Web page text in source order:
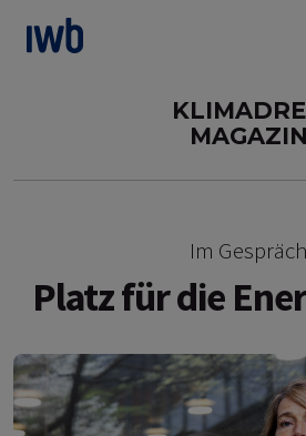
zum Main Content
MAGAZIN
Im Gespräch
Platz für die